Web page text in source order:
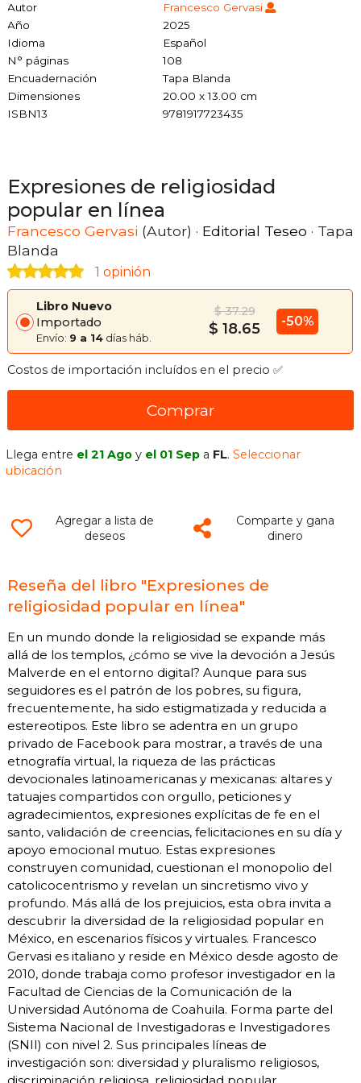
Autor
Francesco Gervasi
Año
2025
Idioma
Español
N° páginas
108
Encuadernación
Tapa Blanda
Dimensiones
20.00 x 13.00 cm
ISBN13
9781917723435
Expresiones de religiosidad
popular en línea
Francesco Gervasi (Autor) · Editorial Teseo · Tapa
Blanda
1 opinión
Libro Nuevo
Importado
Envío: 9 a 14 días háb.
$ 37.29
$ 18.65 -50%
Costos de importación incluídos en el precio ✅
Comprar
Llega entre el 21 Ago y el 01 Sep a FL.Seleccionar
ubicación
Agregar a lista de
deseos
Comparte y gana
dinero
Reseña del libro "Expresiones de
religiosidad popular en línea"
En un mundo donde la religiosidad se expande más
allá de los templos, ¿cómo se vive la devoción a Jesús
Malverde en el entorno digital? Aunque para sus
seguidores es el patrón de los pobres, su figura,
frecuentemente, ha sido estigmatizada y reducida a
estereotipos. Este libro se adentra en un grupo
privado de Facebook para mostrar, a través de una
etnografía virtual, la riqueza de las prácticas
devocionales latinoamericanas y mexicanas: altares y
tatuajes compartidos con orgullo, peticiones y
agradecimientos, expresiones explícitas de fe en el
santo, validación de creencias, felicitaciones en su día y
apoyo emocional mutuo. Estas expresiones
construyen comunidad, cuestionan el monopolio del
catolicocentrismo y revelan un sincretismo vivo y
profundo. Más allá de los prejuicios, esta obra invita a
descubrir la diversidad de la religiosidad popular en
México, en escenarios físicos y virtuales. Francesco
Gervasi es italiano y reside en México desde agosto de
2010, donde trabaja como profesor investigador en la
Facultad de Ciencias de la Comunicación de la
Universidad Autónoma de Coahuila. Forma parte del
Sistema Nacional de Investigadoras e Investigadores
(SNII) con nivel 2. Sus principales líneas de
investigación son: diversidad y pluralismo religiosos,